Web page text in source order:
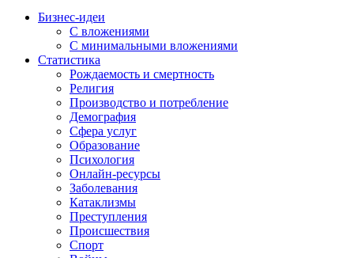
Бизнес-идеи
С вложениями
С минимальными вложениями
Статистика
Рождаемость и смертность
Религия
Производство и потребление
Демография
Сфера услуг
Образование
Психология
Онлайн-ресурсы
Заболевания
Катаклизмы
Преступления
Происшествия
Спорт